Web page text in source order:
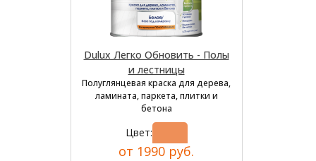
Dulux Легко Обновить - Полы
и лестницы
Полуглянцевая краска для дерева,
ламината, паркета, плитки и
бетона
Цвет:
от 1990 руб.